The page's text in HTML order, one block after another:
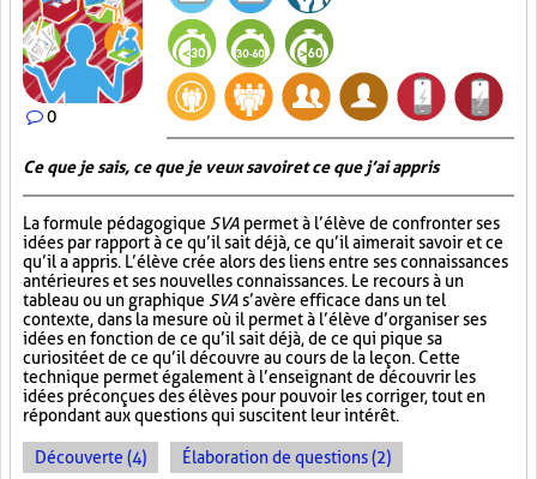
0
Ce que je sais, ce que je veux savoir et ce que j’ai appris
La formule pédagogique SVA permet à l’élève de confronter ses
idées par rapport à ce qu’il sait déjà, ce qu’il aimerait savoir et ce
qu’il a appris. L’élève crée alors des liens entre ses connaissances
antérieures et ses nouvelles connaissances. Le recours à un
tableau ou un graphique SVA s’avère efficace dans un tel
contexte, dans la mesure où il permet à l’élève d’organiser ses
idées en fonction de ce qu’il sait déjà, de ce qui pique sa
curiosité et de ce qu’il découvre au cours de la leçon. Cette
technique permet également à l’enseignant de découvrir les
idées préconçues des élèves pour pouvoir les corriger, tout en
répondant aux questions qui suscitent leur intérêt.
Découverte (4) Élaboration de questions (2)